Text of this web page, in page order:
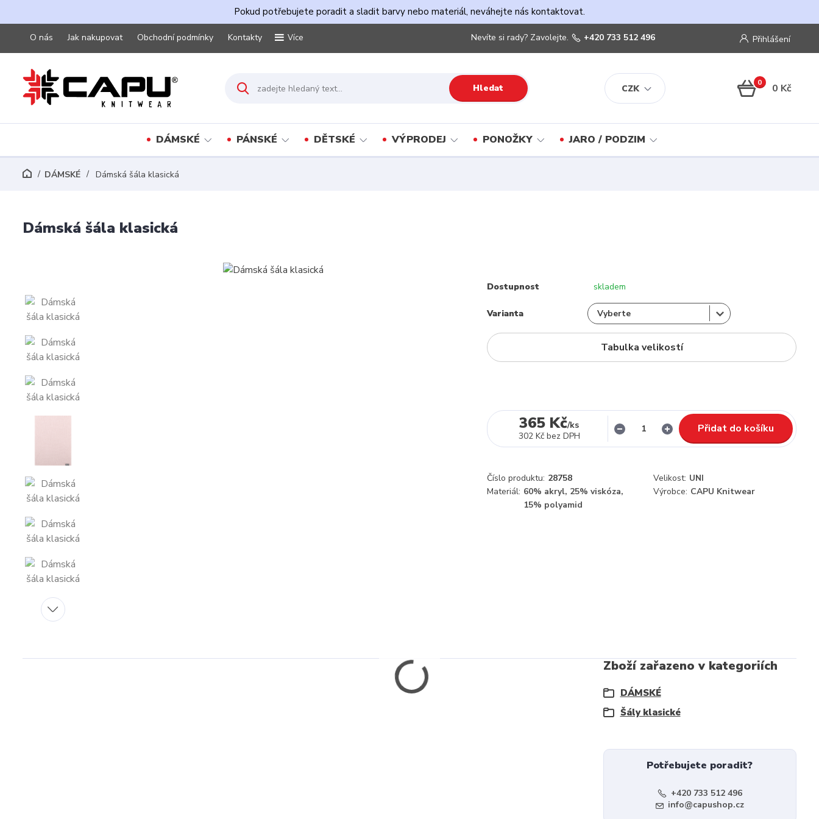
Pokud potřebujete poradit a sladit barvy nebo materiál, neváhejte nás kontaktovat.
O nás Jak nakupovat Obchodní podmínky Kontakty Více
CZK
Přihlášení
Hledat
Nevíte si rady? Zavolejte. +420 733 512 496
0 0 Kč
DÁMSKÉ PÁNSKÉ DĚTSKÉ VÝPRODEJ PONOŽKY JARO / PODZIM
DÁMSKÉ Dámská šála klasická
Dámská šála klasická
Dostupnost skladem
Varianta
Tabulka velikostí
365 Kč/ks
302 Kč bez DPH
Přidat do košíku
Číslo produktu: 28758 Velikost: UNI
Materiál: 60% akryl, 25% viskóza,
15% polyamid
Výrobce: CAPU Knitwear
Zboží zařazeno v kategoriích
DÁMSKÉ
Šály klasické
Potřebujete poradit?
+420 733 512 496
info@capushop.cz